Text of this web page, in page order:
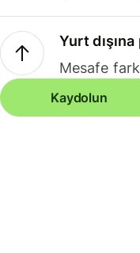
Yurt
Mesafe
Kaydolun